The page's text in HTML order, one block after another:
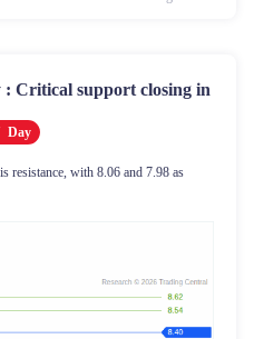
Critical support closing in
Day
resistance, with 8.06 and 7.98 as